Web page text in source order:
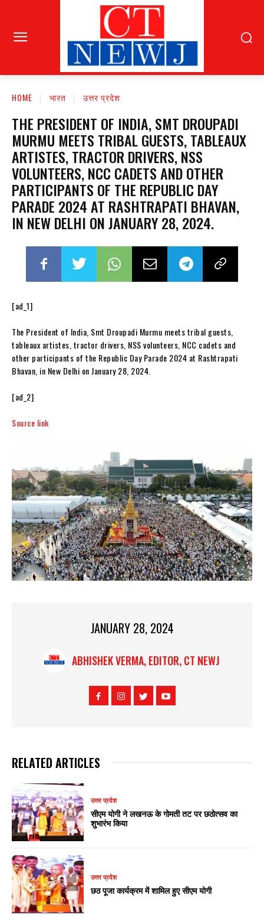
HOME भारत उत्तर प्रदेश
THE PRESIDENT OF INDIA, SMT DROUPADI
MURMU MEETS TRIBAL GUESTS, TABLEAUX
ARTISTES, TRACTOR DRIVERS, NSS
VOLUNTEERS, NCC CADETS AND OTHER
PARTICIPANTS OF THE REPUBLIC DAY
PARADE 2024 AT RASHTRAPATI BHAVAN,
IN NEW DELHI ON JANUARY 28, 2024.
[ad_1]
The President of India, Smt Droupadi Murmu meets tribal guests,
tableaux artistes, tractor drivers, NSS volunteers, NCC cadets and
other participants of the Republic Day Parade 2024 at Rashtrapati
Bhavan, in New Delhi on January 28, 2024.
[ad_2]
Source link
JANUARY 28, 2024
ABHISHEK VERMA, EDITOR, CT NEWJ
RELATED ARTICLES
उत्तर प्रदेश
सीएम योगी ने लखनऊ के गोमती तट पर छठोत्सव का
शुभारंभ किया
उत्तर प्रदेश
छठ पूजा कार्यक्रम में शामिल हुए सीएम योगी